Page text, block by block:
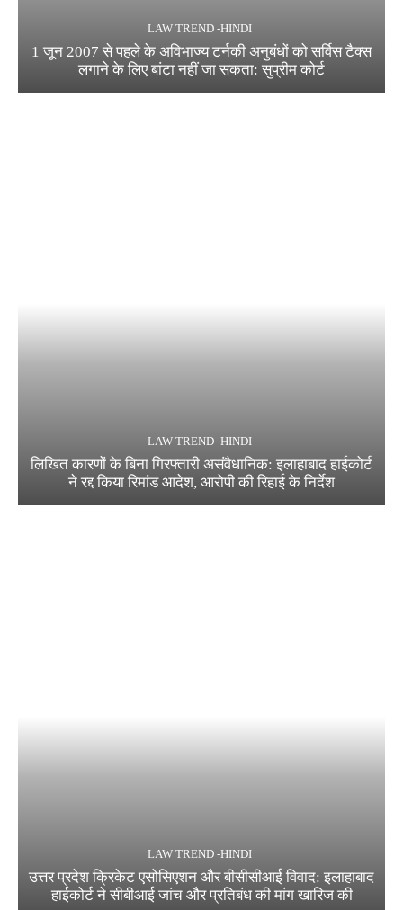
LAW TREND -HINDI
1 जून 2007 से पहले के अविभाज्य टर्नकी अनुबंधों को सर्विस टैक्स
लगाने के लिए बांटा नहीं जा सकता: सुप्रीम कोर्ट
LAW TREND -HINDI
लिखित कारणों के बिना गिरफ्तारी असंवैधानिक: इलाहाबाद हाईकोर्ट
ने रद्द किया रिमांड आदेश, आरोपी की रिहाई के निर्देश
LAW TREND -HINDI
उत्तर प्रदेश क्रिकेट एसोसिएशन और बीसीसीआई विवाद: इलाहाबाद
हाईकोर्ट ने सीबीआई जांच और प्रतिबंध की मांग खारिज की